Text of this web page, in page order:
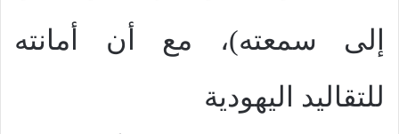
إلى سمعته)، مع أن أمانته
للتقاليد اليهودية